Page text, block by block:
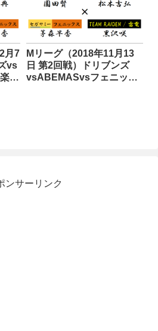
月7
vs
部
Mリーグ（2018年11月13
日 第2回戦）ドリブンズ
vsABEMASvsフェニック
ンサーリンク